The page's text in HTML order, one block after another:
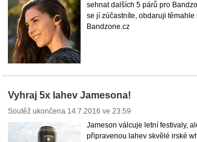
sehnat dalších 5 párů pro
se jí zúčastníte, obdaruji
Bandzone.cz
Vyhraj 5x lahev Jamesona!
Soutěž ukončena 14.7.2016 ve 23:59
Jameson válcuje letní festivaly,
připravenou lahev skvělé irské